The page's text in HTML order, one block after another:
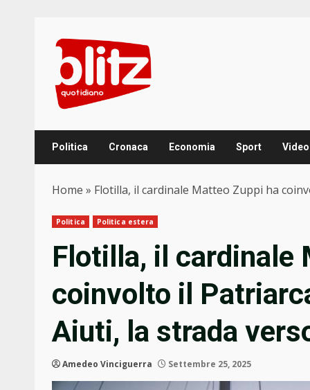
content
Politica Cronaca Economia Sport Video
Home » Flotilla, il cardinale Matteo Zuppi ha
Politica Politica estera
Flotilla, il cardinale
coinvolto il
Aiuti, la strada
Amedeo Vinciguerra Settembre 25, 2025